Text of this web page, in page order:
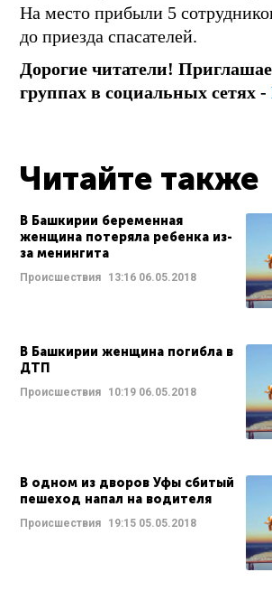
На место прибыли 5
до приезда спасателей.
Дорогие читатели!
группах в социальных сетях -
Читайте также
В Башкирии беременная
женщина потеряла ребенка из-
за менингита
Происшествия 13:16 06.05.2018
В Башкирии женщина погибла в
ДТП
Происшествия 10:19 06.05.2018
В одном из дворов Уфы сбитый
пешеход напал на водителя
Происшествия 19:15 05.05.2018